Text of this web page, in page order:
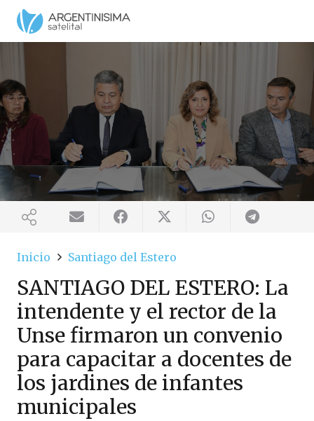
Inicio Santiago del Estero
SANTIAGO DEL ESTERO: La
intendente y el rector de la
Unse firmaron un convenio
para capacitar a docentes de
los jardines de infantes
municipales